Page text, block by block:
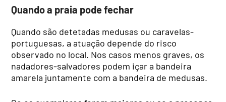
Quando a praia pode fechar
Quando são detetadas medusas ou caravelas-
portuguesas, a atuação depende do risco
observado no local. Nos casos menos graves, os
nadadores-salvadores podem içar a bandeira
amarela juntamente com a bandeira de medusas.